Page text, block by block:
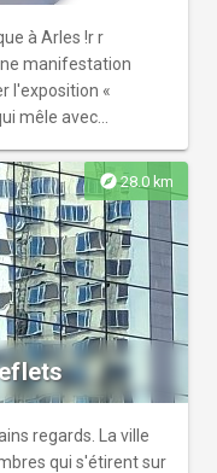
vives fixent un
l’eau ou des
Enfin, des
malgaches,
de la mer .
à Arles !r r
manifestation
l'exposition «
mêle avec
rare de
au cœur de la
d'art ou amateur de
captiver votre
explore28.0 km
regards. La ville
qui s'étirent sur